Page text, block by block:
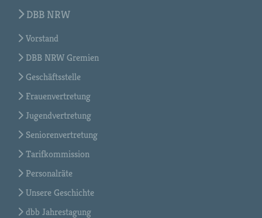
DBB NRW
Vorstand
DBB NRW Gremien
Geschäftsstelle
Frauenvertretung
Jugendvertretung
Seniorenvertretung
Tarifkommission
Personalräte
Unsere Geschichte
dbb Jahrestagung